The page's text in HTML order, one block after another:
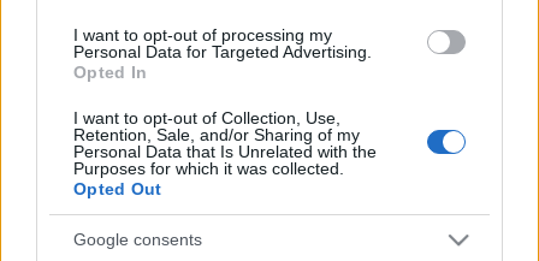
I want to opt-out of processing my
Personal Data for Targeted Advertising.
Opted In
I want to opt-out of Collection, Use,
Retention, Sale, and/or Sharing of my
Personal Data that Is Unrelated with the
Purposes for which it was collected.
Opted Out
Google consents
Ajánlott bejegyzések:
Miféle diktatúra?